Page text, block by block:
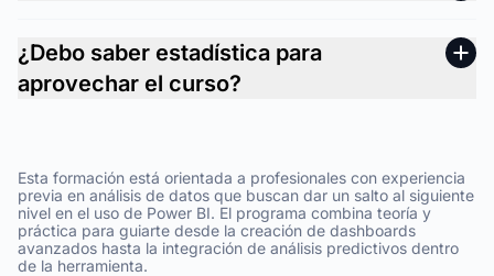
¿Debo saber estadística para
aprovechar el curso?
Esta formación está orientada a profesionales con experiencia
previa en análisis de datos que buscan dar un salto al siguiente
nivel en el uso de Power BI. El programa combina teoría y
práctica para guiarte desde la creación de dashboards
avanzados hasta la integración de análisis predictivos dentro
de la herramienta.